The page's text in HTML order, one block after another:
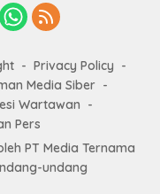
Privacy Policy
Media Siber
Wartawan
Pers
PT Media Ternama
undang